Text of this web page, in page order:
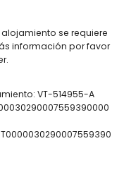
cama doble y baño en
2 camas individuales
se requiere
información por favor
VT-514955-A